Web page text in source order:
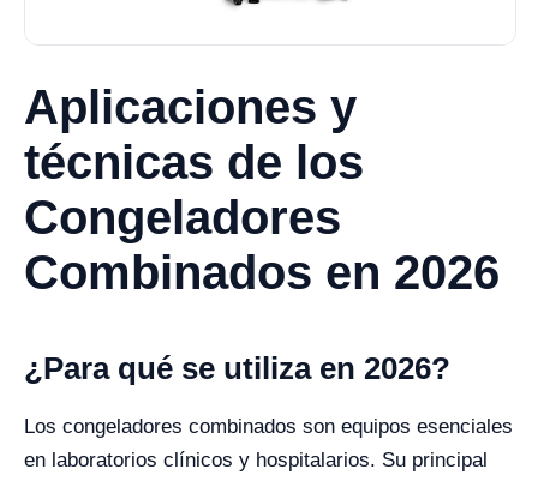
Aplicaciones y
técnicas de los
Congeladores
Combinados en 2026
¿Para qué se utiliza en 2026?
Los congeladores combinados son equipos esenciales
en laboratorios clínicos y hospitalarios. Su principal